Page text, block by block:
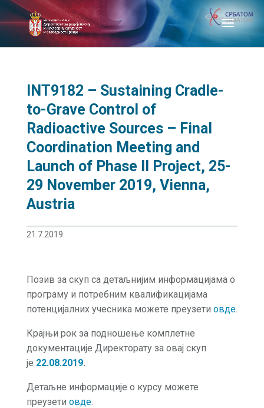
INT9182 – Sustaining Cradle-
to-Grave Control of
Radioactive Sources – Final
Coordination Meeting and
Launch of Phase II Project, 25-
29 November 2019, Vienna,
Austria
21.7.2019.
Позив за скуп са детаљнијим информацијама о
програму и потребним квалификацијама
потенцијалних учесника можете преузети овде.
Крајњи рок за подношење комплетне
документације Директорату за овај скуп
је 22.08.2019.
Детаљне информације о курсу можете
преузети овде.